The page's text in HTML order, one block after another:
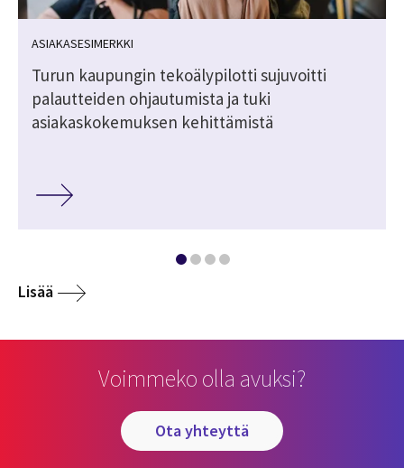
ASIAKASESIMERKKI
Turun kaupungin tekoälypilotti sujuvoitti
palautteiden ohjautumista ja tuki
asiakaskokemuksen kehittämistä
Lisää
Voimmeko olla avuksi?
ota yhteyttä